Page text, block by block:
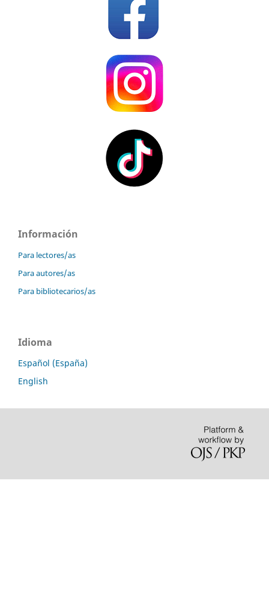
Información
Para lectores/as
Para autores/as
Para bibliotecarios/as
Idioma
Español (España)
English